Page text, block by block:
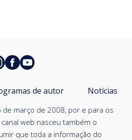
de março de 2008, por e para os
web nasceu também o
que toda a informação do
de autor Notícias